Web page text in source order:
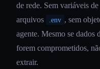
de rede. Sem variáveis
arquivos
.env , sem
agente. Mesmo se dados
forem comprometidos,
extrair.